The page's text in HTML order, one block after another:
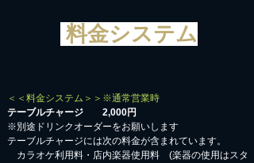
料金システム
＜＜料金システム＞＞※通常営業時
テーブルチャージ 2,000円
※別途ドリンクオーダーをお願いします
テーブルチャージには次の料金が含まれています。
カラオケ利用料・店内楽器使用料 (楽器の使用はスタ